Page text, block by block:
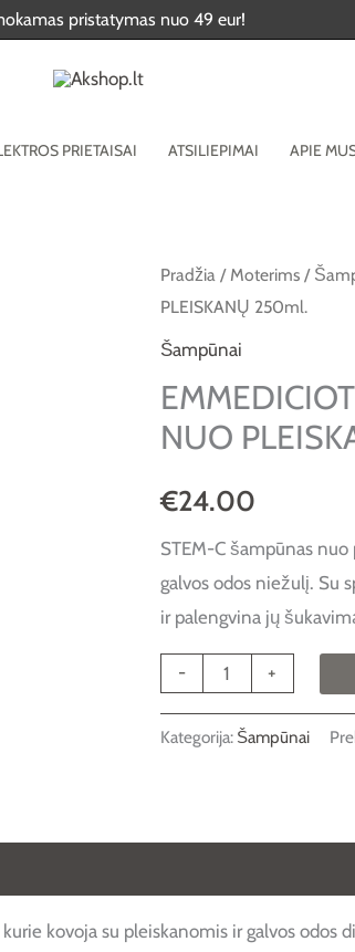
pristatymas nuo 49 eur!
PRIETAISAI ATSILIEPIMAI APIE
Pradžia /Moterims /
PLEISKANŲ 250ml.
Šampūnai
NUO
€24.00
STEM-C šampūnas
galvos odos niežulį. Su
ir palengvina jų
-
produkto
kiekis:
EMMEDICIOTTO
C
ŠAMPŪNAS
PLEISKANŲ
250ml.
+
Kategorija: Šampūnai
kovoja su pleiskanomis ir galvos